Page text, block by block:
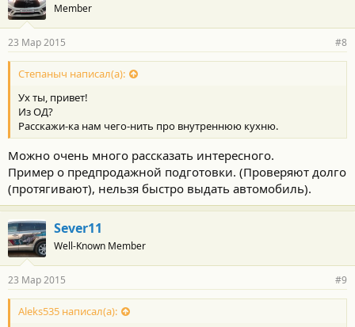
Member
23 Мар 2015 #8
Степаныч написал(а):
Ух ты, привет!
Из ОД?
Расскажи-ка нам чего-нить про внутреннюю кухню.
Можно очень много рассказать интересного.
Пример о предпродажной подготовки. (Проверяют долго
(протягивают), нельзя быстро выдать автомобиль).
Sever11
Well-Known Member
23 Мар 2015 #9
Aleks535 написал(а):